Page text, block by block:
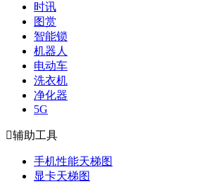
时讯
图赏
智能锁
机器人
电动车
洗衣机
净化器
5G
辅助工具
手机性能天梯图
显卡天梯图